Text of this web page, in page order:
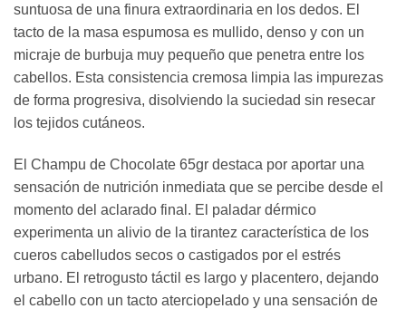
suntuosa de una finura extraordinaria en los dedos. El
tacto de la masa espumosa es mullido, denso y con un
micraje de burbuja muy pequeño que penetra entre los
cabellos. Esta consistencia cremosa limpia las impurezas
de forma progresiva, disolviendo la suciedad sin resecar
los tejidos cutáneos.
El Champu de Chocolate 65gr destaca por aportar una
sensación de nutrición inmediata que se percibe desde el
momento del aclarado final. El paladar dérmico
experimenta un alivio de la tirantez característica de los
cueros cabelludos secos o castigados por el estrés
urbano. El retrogusto táctil es largo y placentero, dejando
el cabello con un tacto aterciopelado y una sensación de